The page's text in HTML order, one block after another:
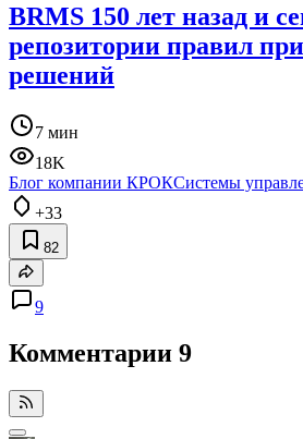
BRMS 150 лет назад и
репозитории правил
решений
7 мин
18K
Блог компании КРОКСистемы
+33
82
9
Комментарии 9